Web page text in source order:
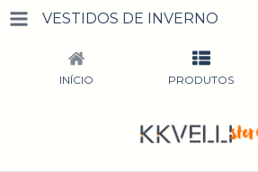
VESTIDOS DE INVERNO
INÍCIO PRODUTOS